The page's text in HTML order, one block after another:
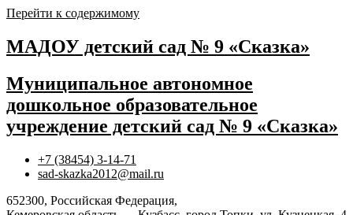
Перейти к содержимому
МАДОУ детский сад № 9 «Сказка»
Муниципальное автономное
дошкольное образовательное
учреждение детский сад № 9 «Сказка»
+7 (38454) 3-14-71
sad-skazka2012@mail.ru
652300, Российская Федерация,